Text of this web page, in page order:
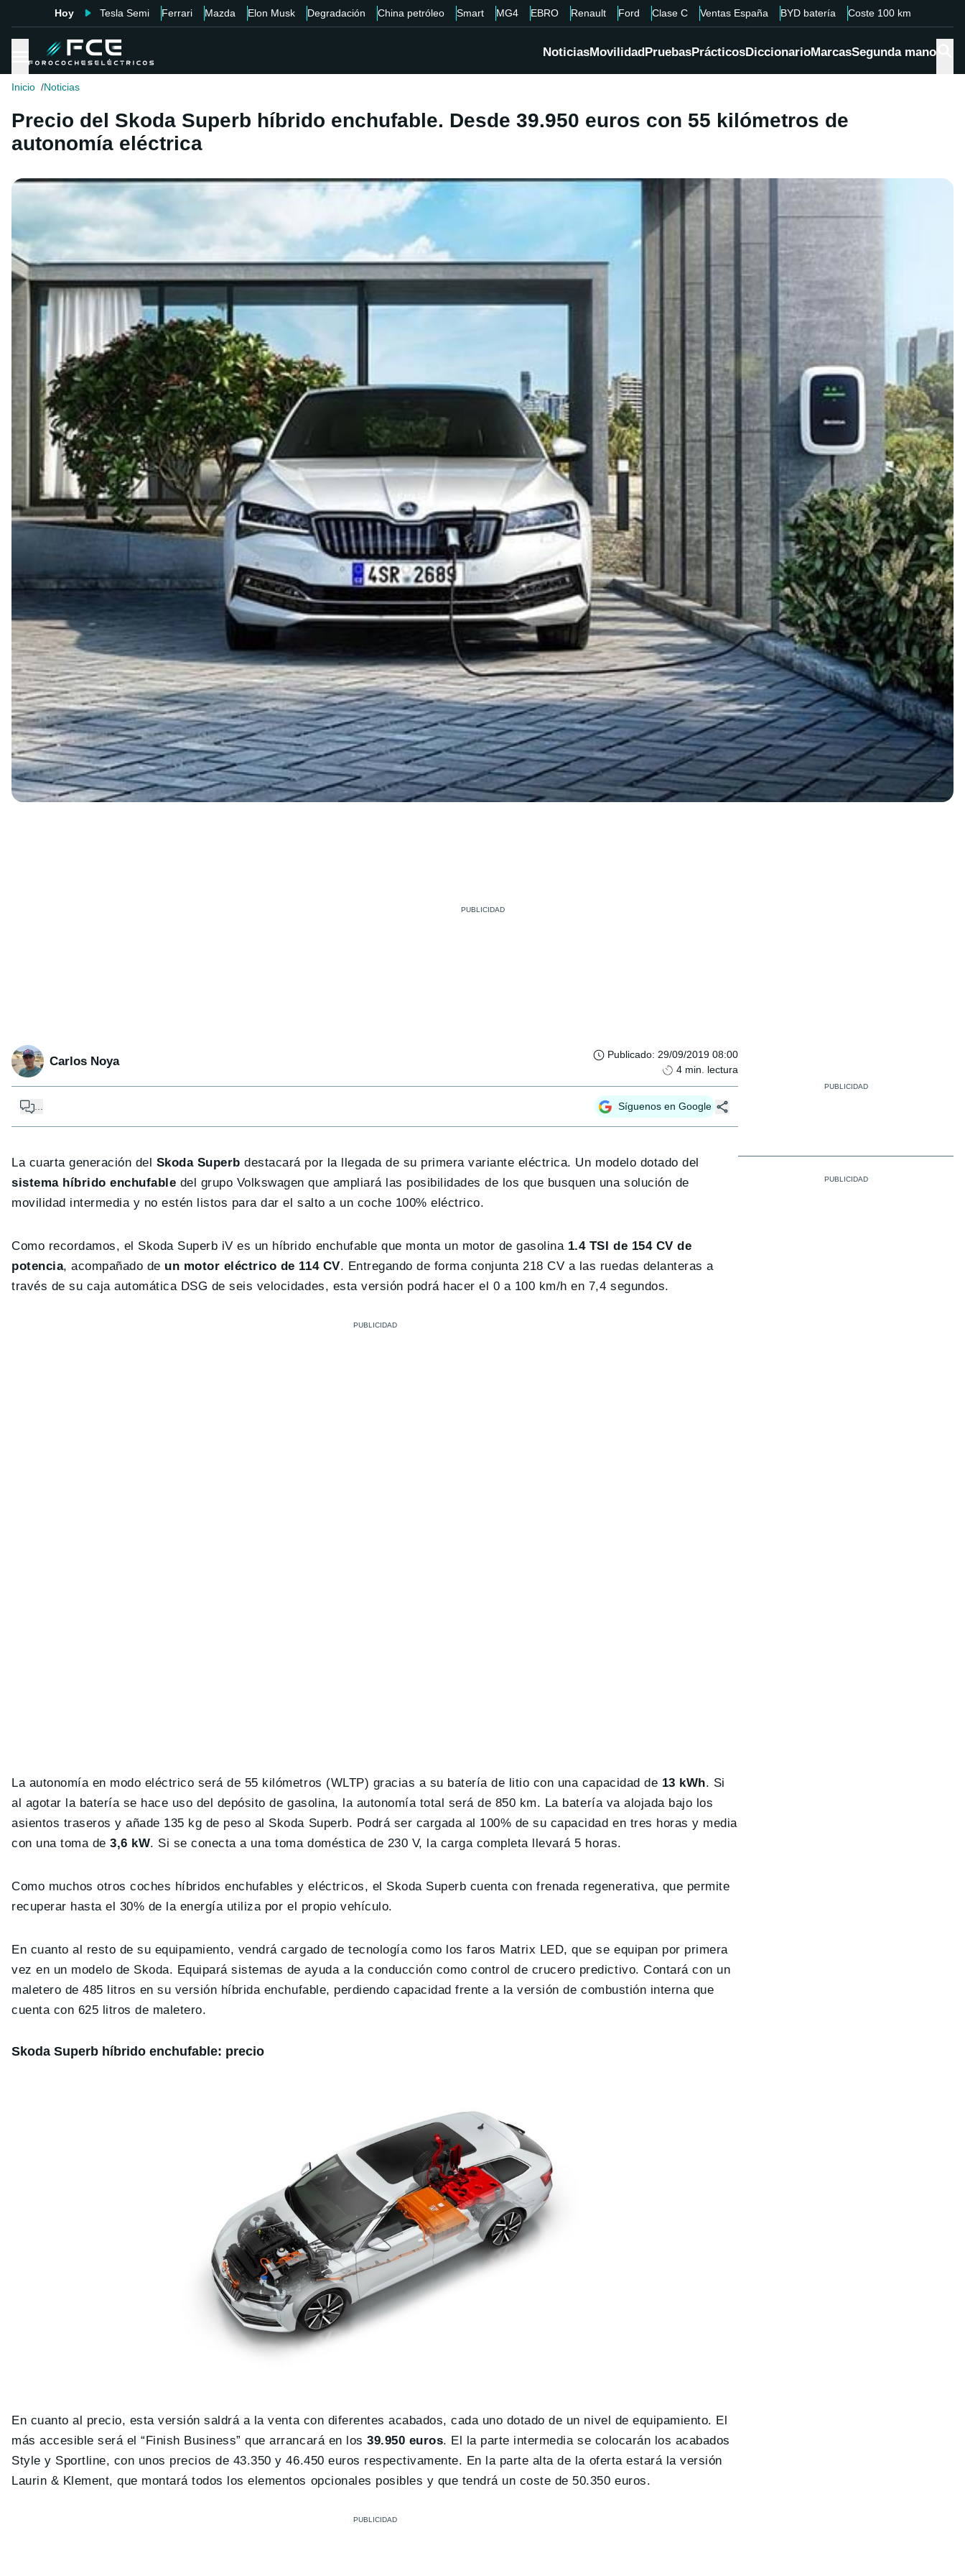
Hoy Tesla Semi Ferrari Mazda Elon Musk Degradación China petróleo Smart MG4 EBRO Renault Ford Clase C Ventas España BYD batería Coste 100 km
NoticiasMovilidadPruebasPrácticosDiccionarioMarcasSegunda mano
Inicio Noticias
Precio del Skoda Superb híbrido enchufable. Desde 39.950 euros con 55 kilómetros de
autonomía eléctrica
Carlos Noya Publicado: 29/09/2019 08:00
4 min. lectura
... Síguenos en Google
La cuarta generación del Skoda Superb destacará por la llegada de su primera variante eléctrica. Un modelo dotado del
sistema híbrido enchufable del grupo Volkswagen que ampliará las posibilidades de los que busquen una solución de
movilidad intermedia y no estén listos para dar el salto a un coche 100% eléctrico.
Como recordamos, el Skoda Superb iV es un híbrido enchufable que monta un motor de gasolina 1.4 TSI de 154 CV de
potencia, acompañado de un motor eléctrico de 114 CV. Entregando de forma conjunta 218 CV a las ruedas delanteras a
través de su caja automática DSG de seis velocidades, esta versión podrá hacer el 0 a 100 km/h en 7,4 segundos.
La autonomía en modo eléctrico será de 55 kilómetros (WLTP) gracias a su batería de litio con una capacidad de 13 kWh. Si
al agotar la batería se hace uso del depósito de gasolina, la autonomía total será de 850 km. La batería va alojada bajo los
asientos traseros y añade 135 kg de peso al Skoda Superb. Podrá ser cargada al 100% de su capacidad en tres horas y media
con una toma de3,6 kW. Si se conecta a una toma doméstica de 230 V, la carga completa llevará 5 horas.
Como muchos otros coches híbridos enchufables y eléctricos, el Skoda Superb cuenta con frenada regenerativa, que permite
recuperar hasta el 30% de la energía utiliza por el propio vehículo.
En cuanto al resto de su equipamiento, vendrá cargado de tecnología como los faros Matrix LED, que se equipan por primera
vez en un modelo de Skoda. Equipará sistemas de ayuda a la conducción como control de crucero predictivo. Contará con un
maletero de 485 litros en su versión híbrida enchufable, perdiendo capacidad frente a la versión de combustión interna que
cuenta con 625 litros de maletero.
Skoda Superb híbrido enchufable: precio
En cuanto al precio, esta versión saldrá a la venta con diferentes acabados, cada uno dotado de un nivel de equipamiento. El
más accesible será el “Finish Business” que arrancará en los39.950 euros. El la parte intermedia se colocarán los acabados
Style y Sportline, con unos precios de 43.350 y 46.450 euros respectivamente. En la parte alta de la oferta estará la versión
Laurin & Klement, que montará todos los elementos opcionales posibles y que tendrá un coste de 50.350 euros.